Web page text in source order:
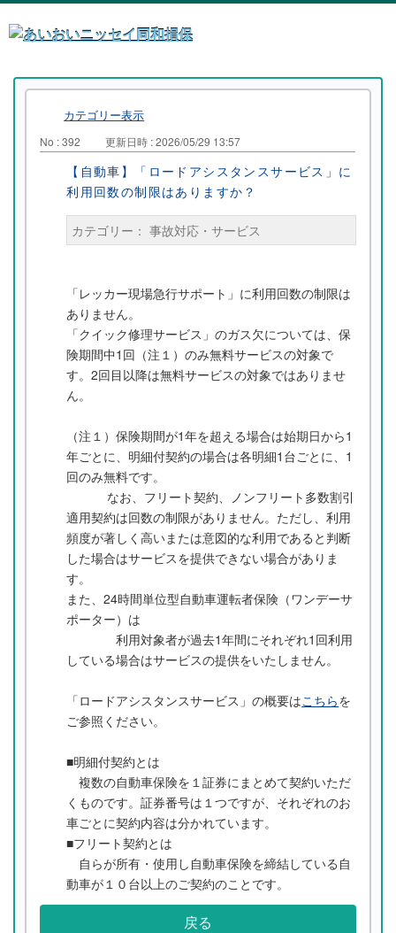
カテゴリー表示
No : 392 更新日時 : 2026/05/29 13:57
【自動車】「ロードアシスタンスサービス」に
利用回数の制限はありますか？
カテゴリー： 事故対応・サービス
「レッカー現場急行サポート」に利用回数の制限は
ありません。
「クイック修理サービス」のガス欠については、保
険期間中1回（注１）のみ無料サービスの対象で
す。2回目以降は無料サービスの対象ではありませ
ん。
（注１）保険期間が1年を超える場合は始期日から1
年ごとに、明細付契約の場合は各明細1台ごとに、1
回のみ無料です。
なお、フリート契約、ノンフリート多数割引
適用契約は回数の制限がありません。ただし、利用
頻度が著しく高いまたは意図的な利用であると判断
した場合はサービスを提供できない場合がありま
す。
また、24時間単位型自動車運転者保険（ワンデーサ
ポーター）は
利用対象者が過去1年間にそれぞれ1回利用
している場合はサービスの提供をいたしません。
「ロードアシスタンスサービス」の概要はこちらを
ご参照ください。
■明細付契約とは
複数の自動車保険を１証券にまとめて契約いただ
くものです。証券番号は１つですが、それぞれのお
車ごとに契約内容は分かれています。
■フリート契約とは
自らが所有・使用し自動車保険を締結している自
動車が１０台以上のご契約のことです。
戻る